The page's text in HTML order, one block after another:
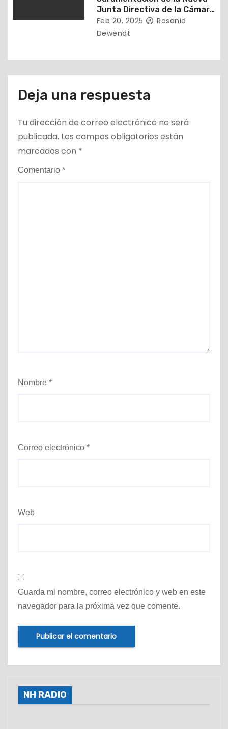
Junta Directiva de la Cámara
Inmobiliaria de Falcón (2025-
2027)
Feb 20, 2025
Rosanid
Dewendt
Deja una respuesta
Tu dirección de correo electrónico no será
publicada. Los campos obligatorios están
marcados con *
Comentario *
Nombre *
Correo electrónico *
Web
Guarda mi nombre, correo electrónico y web en este
navegador para la próxima vez que comente.
NH RADIO